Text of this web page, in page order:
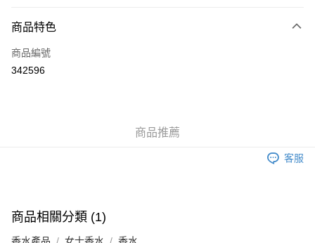
信用卡
Apple Pay
付款後門市自取，訂單確認後2-4個工作天到店，7天內取。逾期後
商品特色
商品編號
342596
商品推薦
客服
商品相關分類 (1)